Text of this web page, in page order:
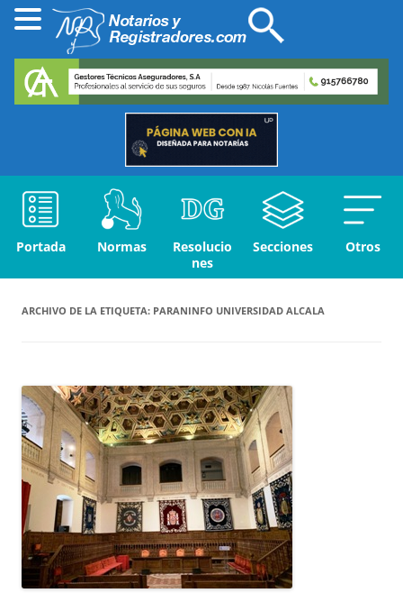
Portada Normas
Resolucio
nes
Secciones Otros
ARCHIVO DE LA ETIQUETA: PARANINFO UNIVERSIDAD ALCALA